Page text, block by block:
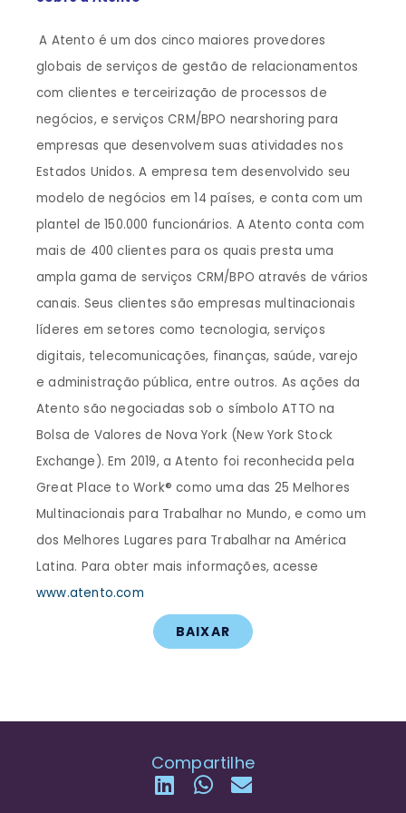
A Atento é um dos cinco maiores provedores
globais de serviços de gestão de relacionamentos
com clientes e terceirização de processos de
negócios, e serviços CRM/BPO nearshoring para
empresas que desenvolvem suas atividades nos
Estados Unidos. A empresa tem desenvolvido seu
modelo de negócios em 14 países, e conta com um
plantel de 150.000 funcionários. A Atento conta com
mais de 400 clientes para os quais presta uma
ampla gama de serviços CRM/BPO através de vários
canais. Seus clientes são empresas multinacionais
líderes em setores como tecnologia, serviços
digitais, telecomunicações, finanças, saúde, varejo
e administração pública, entre outros. As ações da
Atento são negociadas sob o símbolo ATTO na
Bolsa de Valores de Nova York (New York Stock
Exchange). Em 2019, a Atento foi reconhecida pela
Great Place to Work® como uma das 25 Melhores
Multinacionais para Trabalhar no Mundo, e como um
dos Melhores Lugares para Trabalhar na América
Latina. Para obter mais informações, acesse
www.atento.com
BAIXAR
Compartilhe